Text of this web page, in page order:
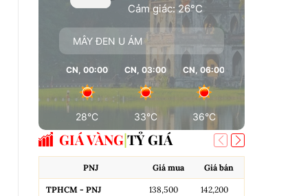
Cảm giác: 26°C
MÂY ĐEN U ÁM
CN, 00:00
28°C
CN, 03:00
33°C
CN, 06:00
36°C
GIÁ VÀNG TỶ GIÁ
PNJ Giá mua Giá bán
TPHCM - PNJ 138,500 142,200